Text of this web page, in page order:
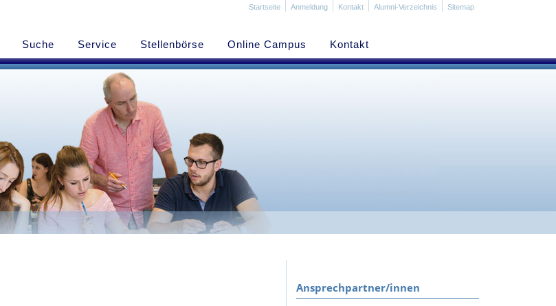
Startseite Anmeldung Kontakt Alumni-Verzeichnis Sitemap
Suche Service Stellenbörse Online Campus Kontakt
Ansprechpartner/innen